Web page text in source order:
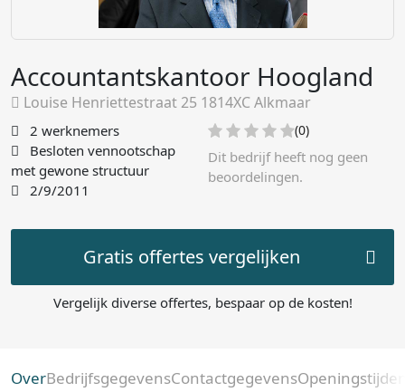
Accountantskantoor Hoogland
Louise Henriettestraat 25 1814XC Alkmaar
2 werknemers
Besloten vennootschap
met gewone structuur
2/9/2011
(0)
Dit bedrijf heeft nog geen
beoordelingen.
Gratis offertes vergelijken
Vergelijk diverse offertes, bespaar op de kosten!
OverBedrijfsgegevensContactgegevens